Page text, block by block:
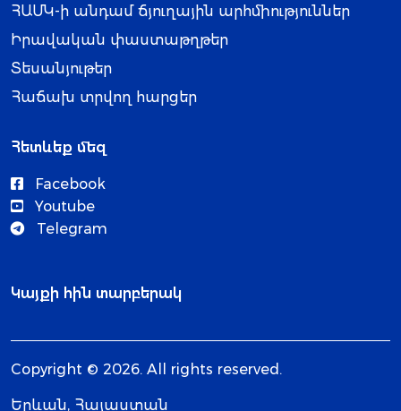
ՀԱՄԿ-ի անդամ ճյուղային արհմիություններ
Իրավական փաստաթղթեր
Տեսանյութեր
Հաճախ տրվող հարցեր
Հետևեք մեզ
Facebook
Youtube
Telegram
Կայքի հին տարբերակ
Copyright © 2026. All rights reserved.
Երևան, Հայաստան